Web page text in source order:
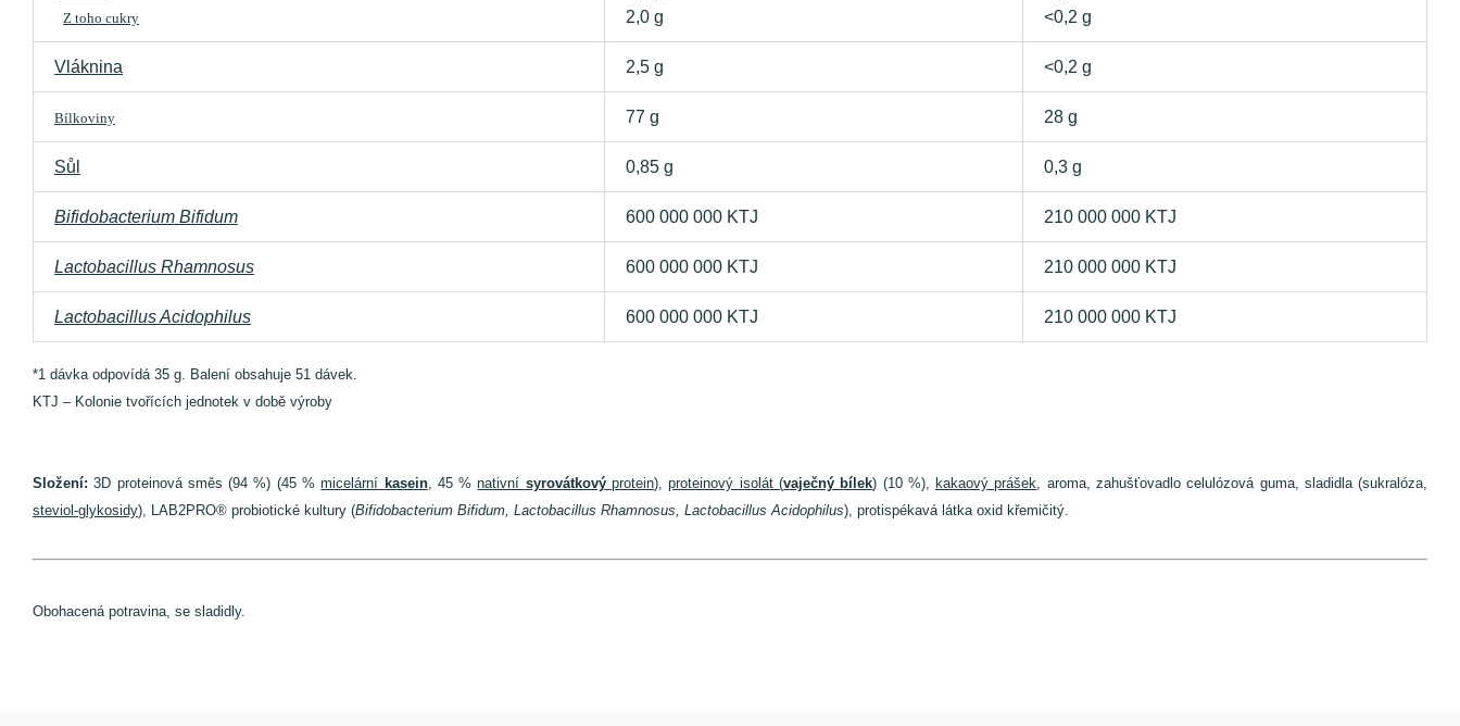
Z toho cukry
2,0 g
<0,2 g
Vláknina 2,5 g <0,2 g
Bílkoviny 77 g 28 g
Sůl 0,85 g 0,3 g
Bifidobacterium Bifidum 600 000 000 KTJ 210 000 000 KTJ
Lactobacillus Rhamnosus 600 000 000 KTJ 210 000 000 KTJ
Lactobacillus Acidophilus 600 000 000 KTJ 210 000 000 KTJ
*1 dávka odpovídá 35 g. Balení obsahuje 51 dávek.
KTJ – Kolonie tvořících jednotek v době výroby
Složení: 3D proteinová směs (94 %) (45 %micelární kasein, 45 %nativní syrovátkovýprotein),proteinový isolát (vaječný bílek) (10 %), kakaový prášek, aroma, zahušťovadlo celulózová guma, sladidla (sukralóza,
steviol-glykosidy), LAB2PRO® probiotické kultury (Bifidobacterium Bifidum, Lactobacillus Rhamnosus, Lactobacillus Acidophilus), protispékavá látka oxid křemičitý.
Obohacená potravina, se sladidly.